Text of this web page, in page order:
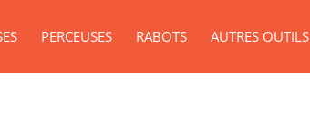
PERCEUSES RABOTS AUTRES OUTILS